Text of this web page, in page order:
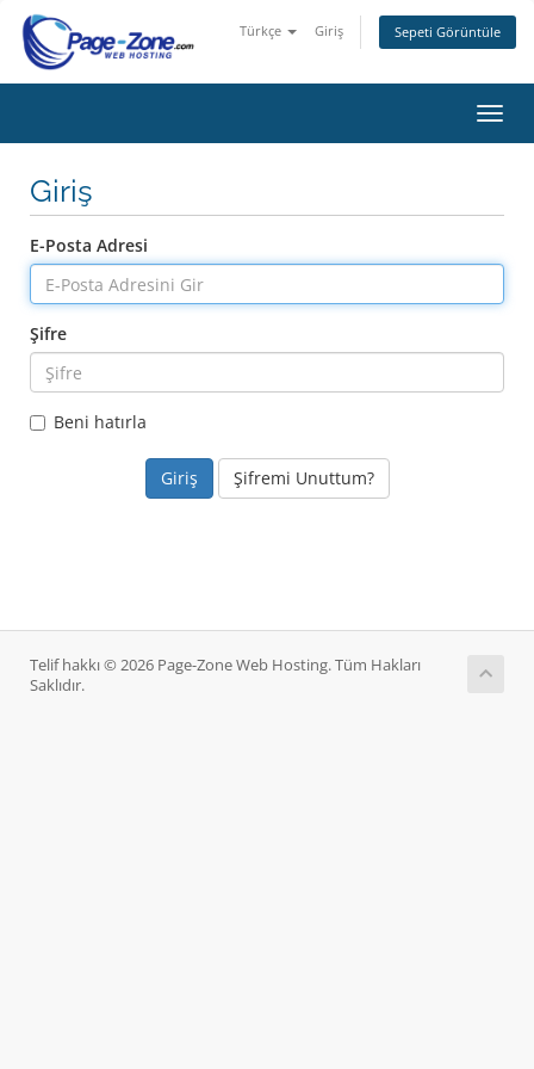
Türkçe Giriş Sepeti Görüntüle
Giriş
E-Posta Adresi
Şifre
Beni hatırla
Şifremi Unuttum?
Telif hakkı © 2026 Page-Zone Web Hosting. Tüm Hakları
Saklıdır.